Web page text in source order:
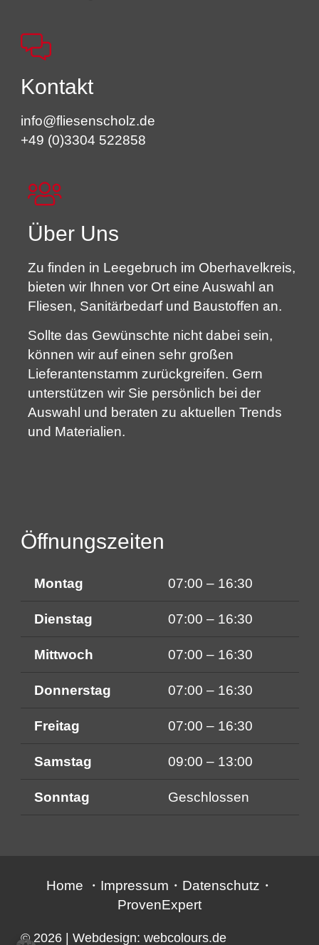
Kontakt
info@fliesenscholz.de
+49 (0)3304 522858
Über Uns
Zu finden in Leegebruch im Oberhavelkreis,
bieten wir Ihnen vor Ort eine Auswahl an
Fliesen, Sanitärbedarf und Baustoffen an.
Sollte das Gewünschte nicht dabei sein,
können wir auf einen sehr großen
Lieferantenstamm zurückgreifen. Gern
unterstützen wir Sie persönlich bei der
Auswahl und beraten zu aktuellen Trends
und Materialien.
Öffnungszeiten
Montag 07:00 – 16:30
Dienstag 07:00 – 16:30
Mittwoch 07:00 – 16:30
Donnerstag 07:00 – 16:30
Freitag 07:00 – 16:30
Samstag 09:00 – 13:00
Sonntag Geschlossen
Home ・ Impressum ・ Datenschutz ・
ProvenExpert
© 2026 | Webdesign: webcolours.de